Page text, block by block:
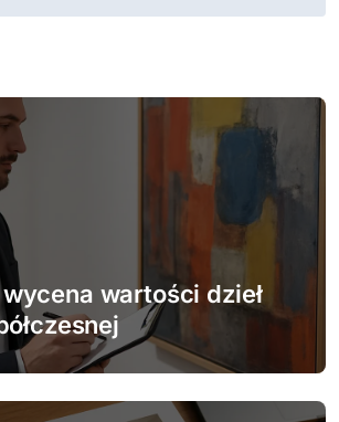
wartości dzieł